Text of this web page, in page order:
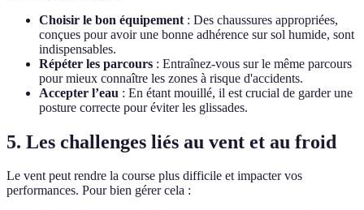
Choisir le bon équipement : Des chaussures appropriées,
conçues pour avoir une bonne adhérence sur sol humide, sont
indispensables.
Répéter les parcours : Entraînez-vous sur le même parcours
pour mieux connaître les zones à risque d'accidents.
Accepter l’eau : En étant mouillé, il est crucial de garder une
posture correcte pour éviter les glissades.
5. Les challenges liés au vent et au froid
Le vent peut rendre la course plus difficile et impacter vos
performances. Pour bien gérer cela :